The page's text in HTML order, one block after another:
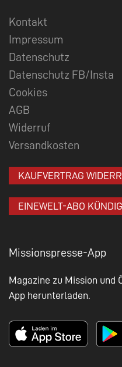
Kontakt
Impressum
Datenschutz
Datenschutz FB/Insta
Cookies
AGB
Widerruf
Versandkosten
KAUFVERTRAG
EINEWELT-ABO
Missionspresse-App
Magazine zu Mission und
App herunterladen.